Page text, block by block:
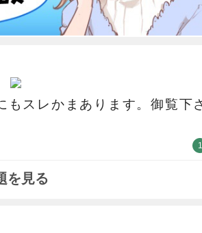
もスレかまあります。御覧下
1
を見る